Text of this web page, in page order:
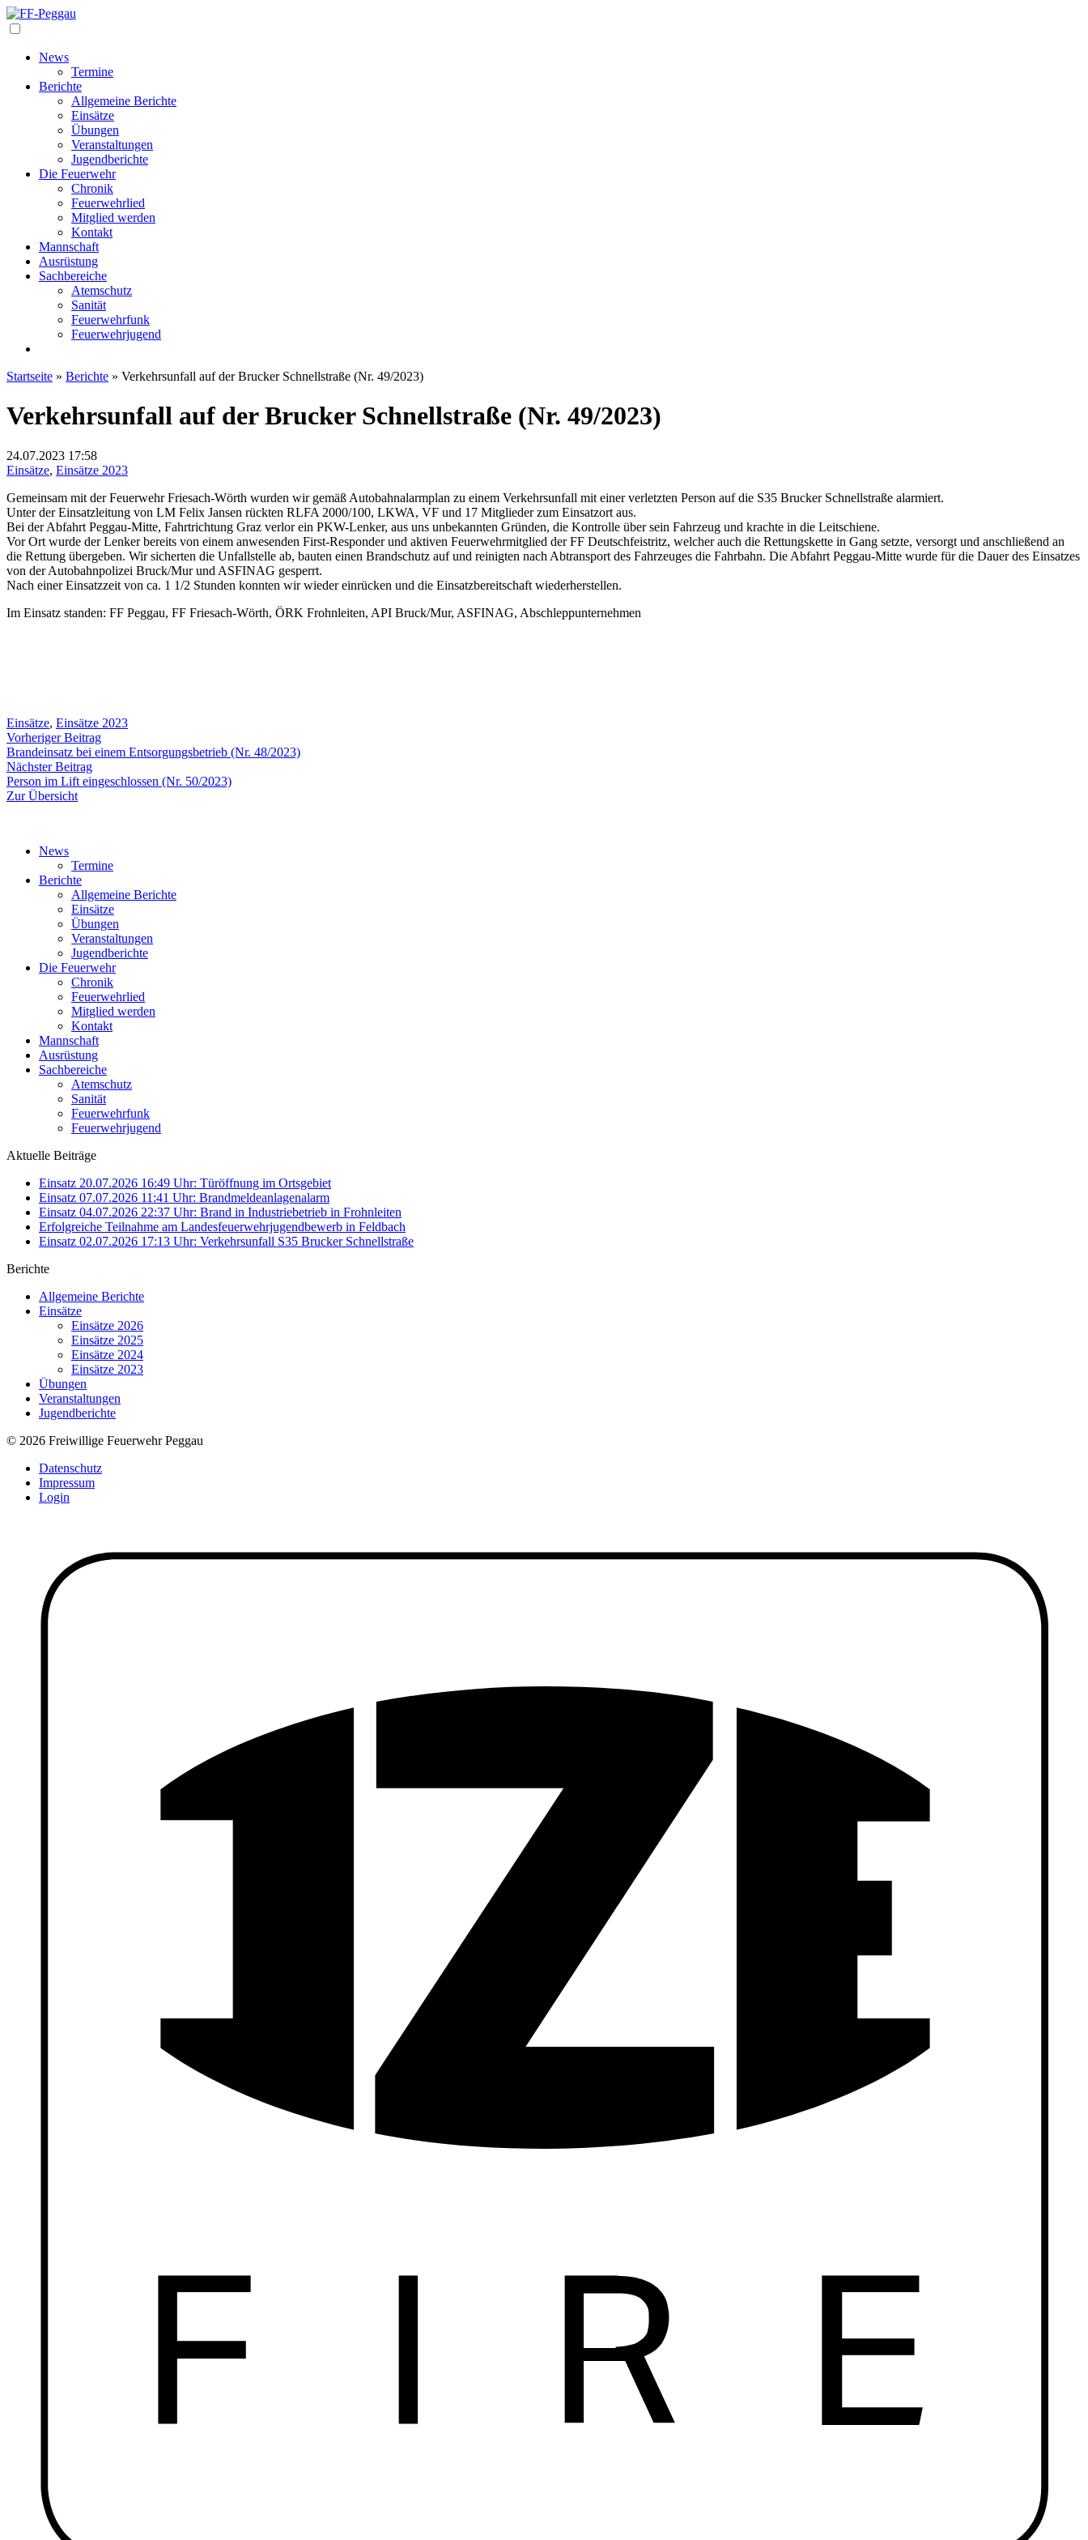
News
Termine
Berichte
Allgemeine Berichte
Einsätze
Übungen
Veranstaltungen
Jugendberichte
Die Feuerwehr
Chronik
Feuerwehrlied
Mitglied werden
Kontakt
Mannschaft
Ausrüstung
Sachbereiche
Atemschutz
Sanität
Feuerwehrfunk
Feuerwehrjugend
Startseite » Berichte » Verkehrsunfall auf der Brucker Schnellstraße (Nr. 49/2023)
Verkehrsunfall auf der Brucker Schnellstraße (Nr. 49/2023)
24.07.2023 17:58
Einsätze, Einsätze 2023
Gemeinsam mit der Feuerwehr Friesach-Wörth wurden wir gemäß Autobahnalarmplan zu einem Verkehrsunfall mit einer verletzten Person auf die S35 Brucker Schnellstraße alarmiert.
Unter der Einsatzleitung von LM Felix Jansen rückten RLFA 2000/100, LKWA, VF und 17 Mitglieder zum Einsatzort aus.
Bei der Abfahrt Peggau-Mitte, Fahrtrichtung Graz verlor ein PKW-Lenker, aus uns unbekannten Gründen, die Kontrolle über sein Fahrzeug und krachte in die Leitschiene.
Vor Ort wurde der Lenker bereits von einem anwesenden First-Responder und aktiven Feuerwehrmitglied der FF Deutschfeistritz, welcher auch die Rettungskette in Gang setzte, versorgt und anschließend an
die Rettung übergeben. Wir sicherten die Unfallstelle ab, bauten einen Brandschutz auf und reinigten nach Abtransport des Fahrzeuges die Fahrbahn. Die Abfahrt Peggau-Mitte wurde für die Dauer des Einsatzes
von der Autobahnpolizei Bruck/Mur und ASFINAG gesperrt.
Nach einer Einsatzzeit von ca. 1 1/2 Stunden konnten wir wieder einrücken und die Einsatzbereitschaft wiederherstellen.
Im Einsatz standen: FF Peggau, FF Friesach-Wörth, ÖRK Frohnleiten, API Bruck/Mur, ASFINAG, Abschleppunternehmen
Einsätze, Einsätze 2023
Beitragsnavigation
Vorheriger BeitragVorheriger
Beitrag:
Brandeinsatz bei einem Entsorgungsbetrieb (Nr. 48/2023)
Nächster BeitragNächster
Beitrag:
Person im Lift eingeschlossen (Nr. 50/2023)
Zur Übersicht
News
Termine
Berichte
Allgemeine Berichte
Einsätze
Übungen
Veranstaltungen
Jugendberichte
Die Feuerwehr
Chronik
Feuerwehrlied
Mitglied werden
Kontakt
Mannschaft
Ausrüstung
Sachbereiche
Atemschutz
Sanität
Feuerwehrfunk
Feuerwehrjugend
Aktuelle Beiträge
Einsatz 20.07.2026 16:49 Uhr: Türöffnung im Ortsgebiet
Einsatz 07.07.2026 11:41 Uhr: Brandmeldeanlagenalarm
Einsatz 04.07.2026 22:37 Uhr: Brand in Industriebetrieb in Frohnleiten
Erfolgreiche Teilnahme am Landesfeuerwehrjugendbewerb in Feldbach
Einsatz 02.07.2026 17:13 Uhr: Verkehrsunfall S35 Brucker Schnellstraße
Berichte
Allgemeine Berichte
Einsätze
Einsätze 2026
Einsätze 2025
Einsätze 2024
Einsätze 2023
Übungen
Veranstaltungen
Jugendberichte
© 2026 Freiwillige Feuerwehr Peggau
Datenschutz
Impressum
Login